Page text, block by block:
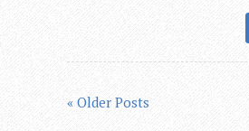
« Older Posts